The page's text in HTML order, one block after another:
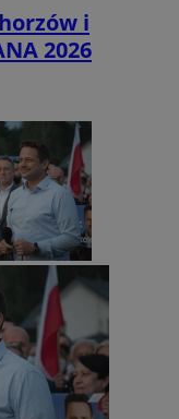
i
2026